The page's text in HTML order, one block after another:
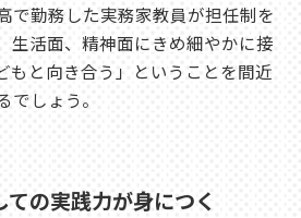
で勤務した実務家教員が担任制を
生活面、精神面にきめ細やかに接
もと向き合う」ということを間近
でしょう。
ての実践力が身につく